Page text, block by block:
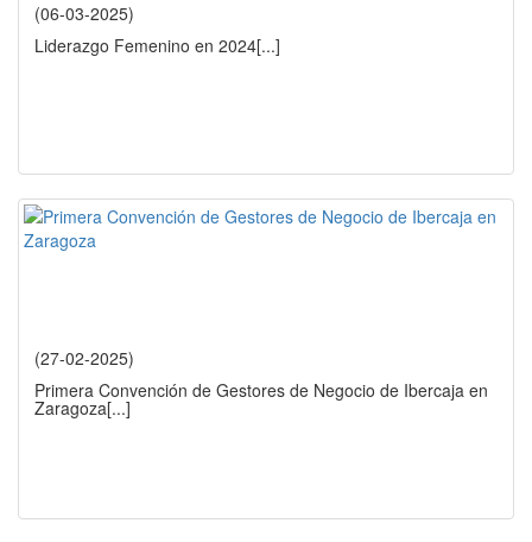
(06-03-2025)
Liderazgo Femenino en 2024[...]
(27-02-2025)
Primera Convención de Gestores de Negocio de Ibercaja en
Zaragoza[...]